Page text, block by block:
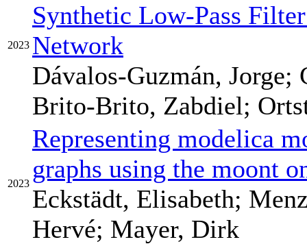
2023
Synthetic Low-Pass
Network
Dávalos-Guzmán, Jorge;
Brito-Brito, Zabdiel;
2023
Representing modelica
graphs using the moont
Eckstädt, Elisabeth;
Hervé; Mayer, Dirk